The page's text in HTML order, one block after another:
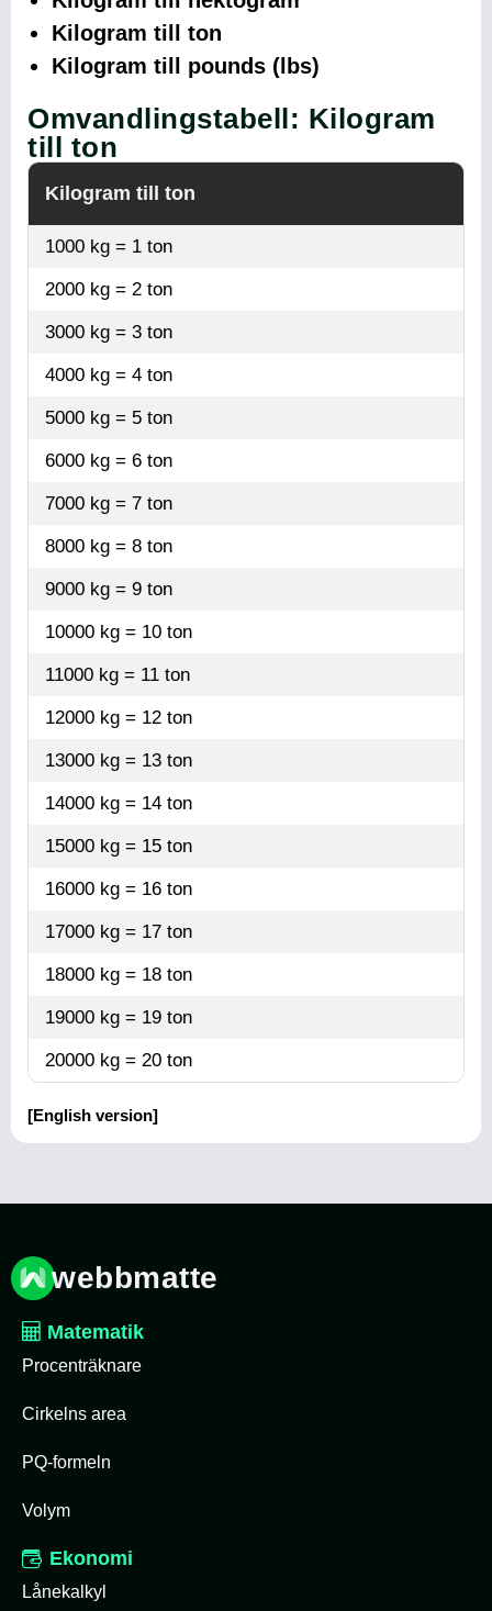
Kilogram till ton
Kilogram till pounds (lbs)
Omvandlingstabell: Kilogram
till ton
Kilogram till ton
1000 kg = 1 ton
2000 kg = 2 ton
3000 kg = 3 ton
4000 kg = 4 ton
5000 kg = 5 ton
6000 kg = 6 ton
7000 kg = 7 ton
8000 kg = 8 ton
9000 kg = 9 ton
10000 kg = 10 ton
11000 kg = 11 ton
12000 kg = 12 ton
13000 kg = 13 ton
14000 kg = 14 ton
15000 kg = 15 ton
16000 kg = 16 ton
17000 kg = 17 ton
18000 kg = 18 ton
19000 kg = 19 ton
20000 kg = 20 ton
[English version]
webbmatte
Matematik
Procenträknare
Cirkelns area
PQ-formeln
Volym
Ekonomi
Lånekalkyl